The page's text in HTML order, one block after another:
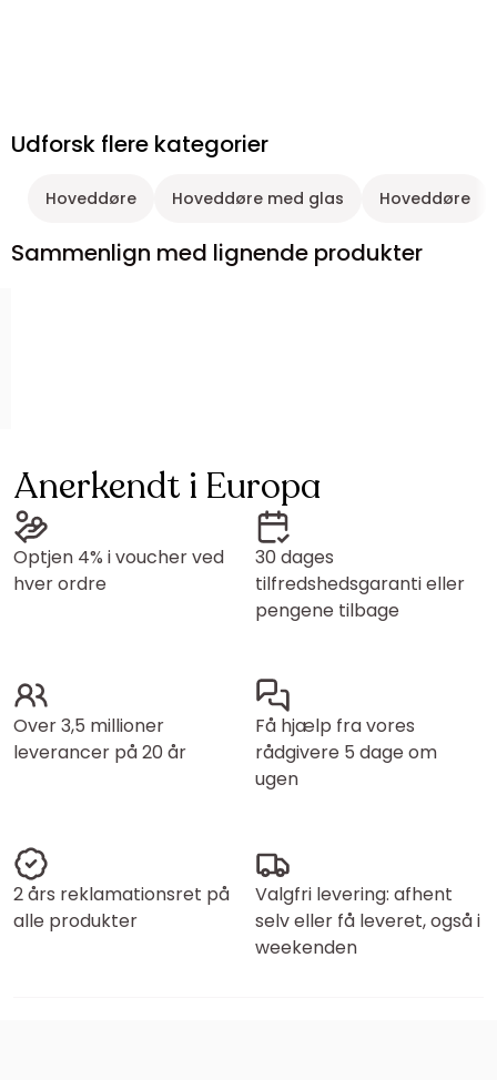
Udforsk flere kategorier
Hoveddøre Hoveddøre med glas Hoveddøre
Sammenlign med lignende produkter
Anerkendt i Europa
Optjen 4% i voucher ved
hver ordre
30 dages
tilfredshedsgaranti eller
pengene tilbage
Over 3,5 millioner
leverancer på 20 år
Få hjælp fra vores
rådgivere 5 dage om
ugen
2 års reklamationsret på
alle produkter
Valgfri levering: afhent
selv eller få leveret, også i
weekenden